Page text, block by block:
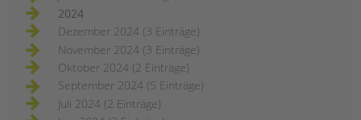
2024
Dezember 2024 (3 Einträge)
November 2024 (3 Einträge)
Oktober 2024 (2 Einträge)
September 2024 (5 Einträge)
Juli 2024 (2 Einträge)